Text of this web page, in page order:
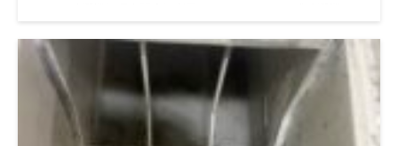
問合せ下さい。 -本日は埼玉県東松山市の30代夫妻、お子様2
人、わんちゃん1匹のお客様からのPanasonic NAVX900BL乾燥時
間が長くても衣類が乾いていないと、奥さんよりご相談を受けて
3日後に日程調整がついたのでご訪問して作業致しました。 脱水
カバーの不具合になります。 ・カバー隙間に埃が出ていると気
になって、ご自身で埃を取ったりするとカバーに隙間が出来てし